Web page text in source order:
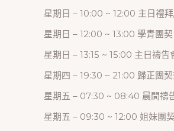
星期日 – 10:00 ~ 12:00 主日禮
星期日 – 12:00 ~ 13:00 學青團契
星期日 – 13:15 ~ 15:00 主日禱告
星期四 – 19:30 ~ 21:00 歸正團
星期五 – 07:30 ~ 08:40 晨間禱
星期五 – 09:30 ~ 12:00 姐妹團契